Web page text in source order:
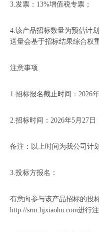
3.发票：13%增值税专票；
4.该产品招标数量为预估计
送量会基于招标结果综合权
注意事项
1.招标报名截止时间：2026
2.招标时间：2026年5月27日
备注：以上时间为我公司计
3.投标方报名：
有意向参与该产品招标的投
http://srm.hjxiaohu.com进行